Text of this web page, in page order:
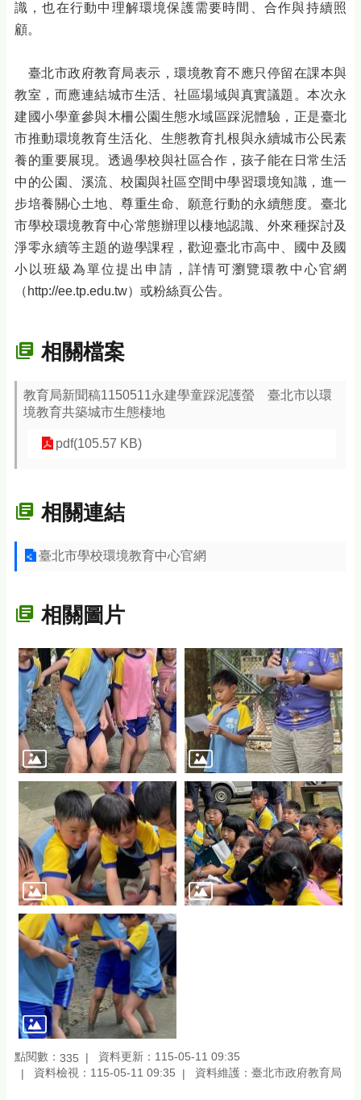
識，也在行動中理解環境保護需要時間、合作與持續照
顧。
臺北市政府教育局表示，環境教育不應只停留在課本與
教室，而應連結城市生活、社區場域與真實議題。本次永
建國小學童參與木柵公園生態水域區踩泥體驗，正是臺北
市推動環境教育生活化、生態教育扎根與永續城市公民素
養的重要展現。透過學校與社區合作，孩子能在日常生活
中的公園、溪流、校園與社區空間中學習環境知識，進一
步培養關心土地、尊重生命、願意行動的永續態度。臺北
市學校環境教育中心常態辦理以棲地認識、外來種探討及
淨零永續等主題的遊學課程，歡迎臺北市高中、國中及國
小以班級為單位提出申請，詳情可瀏覽環教中心官網
（http://ee.tp.edu.tw）或粉絲頁公告。
相關檔案
教育局新聞稿1150511永建學童踩泥護螢 臺北市以環
境教育共築城市生態棲地
pdf(105.57 KB)
相關連結
臺北市學校環境教育中心官網
相關圖片
點閱數： 335
資料更新：115-05-11 09:35
資料檢視：115-05-11 09:35
資料維護：臺北市政府教育局